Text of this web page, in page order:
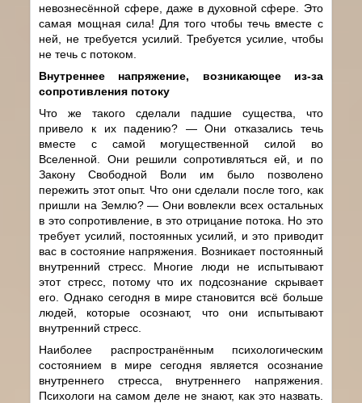
невознесённой сфере, даже в духовной сфере. Это
самая мощная сила! Для того чтобы течь вместе с
ней, не требуется усилий. Требуется усилие, чтобы
не течь с потоком.
Внутреннее напряжение, возникающее из-за
сопротивления потоку
Что же такого сделали падшие существа, что
привело к их падению? — Они отказались течь
вместе с самой могущественной силой во
Вселенной. Они решили сопротивляться ей, и по
Закону Свободной Воли им было позволено
пережить этот опыт. Что они сделали после того, как
пришли на Землю? — Они вовлекли всех остальных
в это сопротивление, в это отрицание потока. Но это
требует усилий, постоянных усилий, и это приводит
вас в состояние напряжения. Возникает постоянный
внутренний стресс. Многие люди не испытывают
этот стресс, потому что их подсознание скрывает
его. Однако сегодня в мире становится всё больше
людей, которые осознают, что они испытывают
внутренний стресс.
Наиболее распространённым психологическим
состоянием в мире сегодня является осознание
внутреннего стресса, внутреннего напряжения.
Психологи на самом деле не знают, как это назвать.